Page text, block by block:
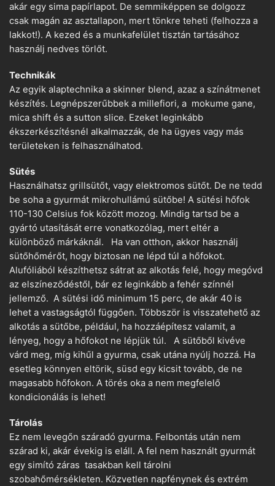
akár egy sima papírlapot. De semmiképpen se dolgozz
csak magán az asztallapon, mert tönkre teheti (felhozza a
lakkot!). A kezed és a munkafelület tisztán tartásához
használj nedves törlőt.
Technikák
Az egyik alaptechnika a skinner blend, azaz a színátmenet
készítés. Legnépszerűbbek a millefiori, a mokume gane,
mica shift és a sutton slice. Ezeket leginkább
ékszerkészítésnél alkalmazzák, de ha ügyes vagy más
területeken is felhasználhatod.
Sütés
Használhatsz grillsütőt, vagy elektromos sütőt. De ne tedd
be soha a gyurmát mikrohullámú sütőbe! A sütési hőfok
110-130 Celsius fok között mozog. Mindig tartsd be a
gyártó utasítását erre vonatkozólag, mert eltér a
különböző márkáknál. Ha van otthon, akkor használj
sütőhőmérőt, hogy biztosan ne lépd túl a hőfokot.
Alufóliából készíthetsz sátrat az alkotás felé, hogy megóvd
az elszíneződéstől, bár ez leginkább a fehér színnél
jellemző. A sütési idő minimum 15 perc, de akár 40 is
lehet a vastagságtól függően. Többször is visszatehető az
alkotás a sütőbe, például, ha hozzáépítesz valamit, a
lényeg, hogy a hőfokot ne lépjük túl. A sütőből kivéve
várd meg, míg kihűl a gyurma, csak utána nyúlj hozzá. Ha
esetleg könnyen eltörik, süsd egy kicsit tovább, de ne
magasabb hőfokon. A törés oka a nem megfelelő
kondicionálás is lehet!
Tárolás
Ez nem levegőn száradó gyurma. Felbontás után nem
szárad ki, akár évekig is eláll. A fel nem használt gyurmát
egy simító záras tasakban kell tárolni
szobahőmérsékleten. Közvetlen napfénynek és extrém